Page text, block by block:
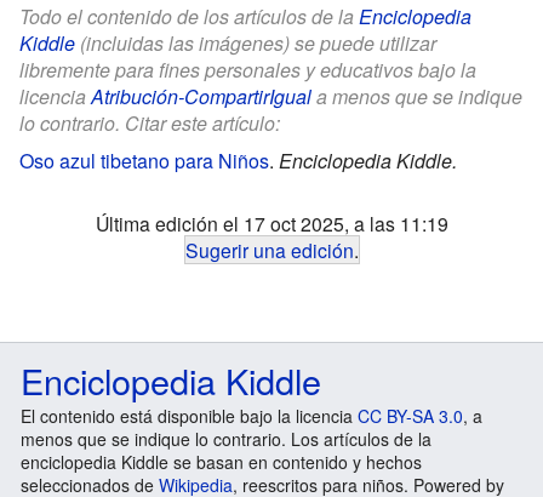
Todo el contenido de los artículos de la Enciclopedia
Kiddle (incluidas las imágenes) se puede utilizar
libremente para fines personales y educativos bajo la
licenciaAtribución-CompartirIguala menos que se indique
lo contrario. Citar este artículo:
Oso azul tibetano para Niños. Enciclopedia Kiddle.
Última edición el 17 oct 2025, a las 11:19
Sugerir una edición.
Enciclopedia Kiddle
El contenido está disponible bajo la licencia CC BY-SA 3.0, a
menos que se indique lo contrario. Los artículos de la
enciclopedia Kiddle se basan en contenido y hechos
seleccionados de Wikipedia, reescritos para niños. Powered by